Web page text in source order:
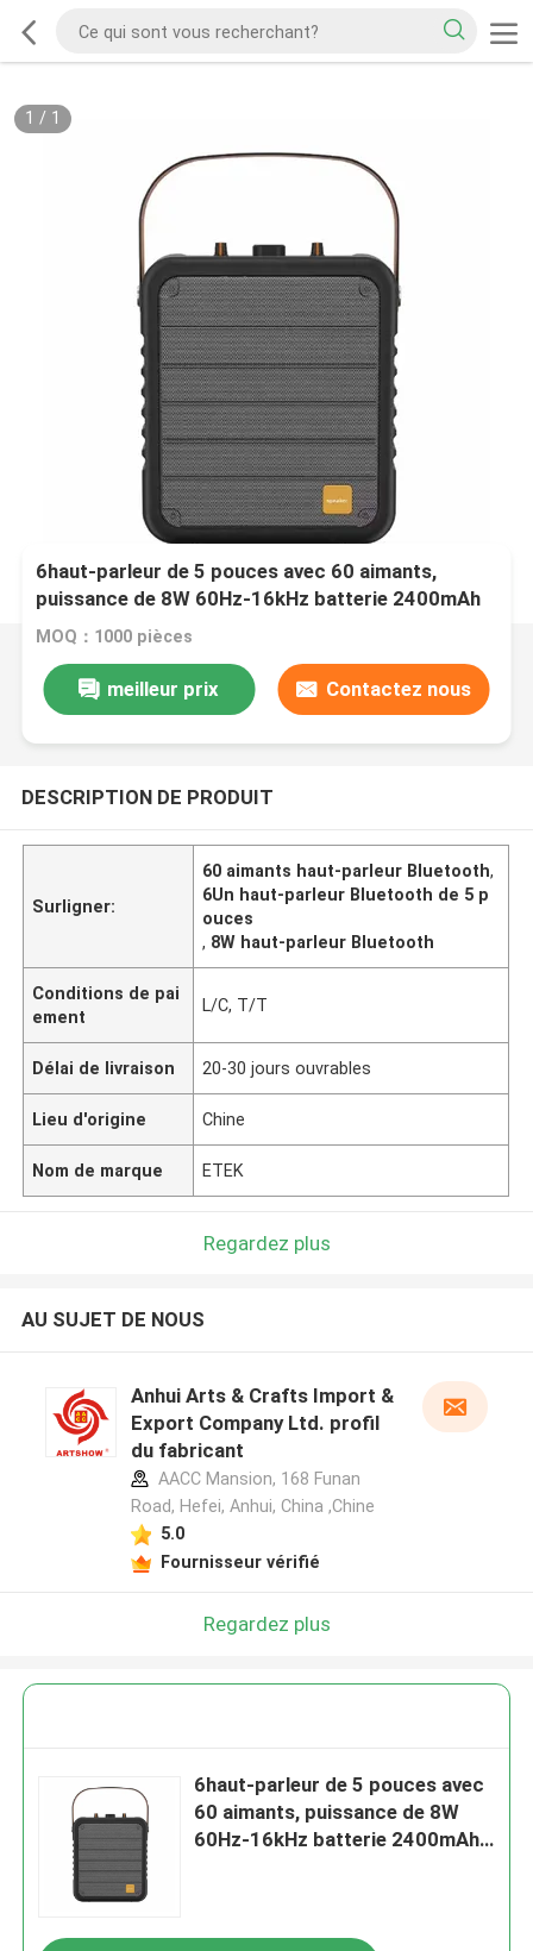
1 / 1
6haut-parleur de 5 pouces avec 60 aimants,
puissance de 8W 60Hz-16kHz batterie 2400mAh
Prend en charge le Bluetooth AUX TF FM et la
lecture USB
MOQ：1000 pièces
meilleur prix Contactez nous
DESCRIPTION DE PRODUIT
Surligner:
60 aimants haut-parleur Bluetooth,
6Un haut-parleur Bluetooth de 5 p
ouces
, 8W haut-parleur Bluetooth
Conditions de pai
ement
L/C, T/T
Délai de livraison 20-30 jours ouvrables
Lieu d'origine Chine
Nom de marque ETEK
Regardez plus
AU SUJET DE NOUS
Anhui Arts & Crafts Import &
Export Company Ltd. profil
du fabricant
AACC Mansion, 168 Funan
Road, Hefei, Anhui, China ,Chine
5.0
Fournisseur vérifié
Regardez plus
6haut-parleur de 5 pouces avec
60 aimants, puissance de 8W
60Hz-16kHz batterie 2400mAh